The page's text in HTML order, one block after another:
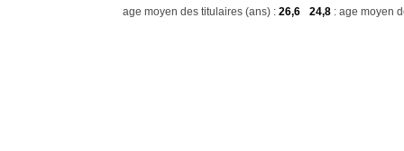
age moyen des titulaires (ans) : 26,6 24,8 : age moyen